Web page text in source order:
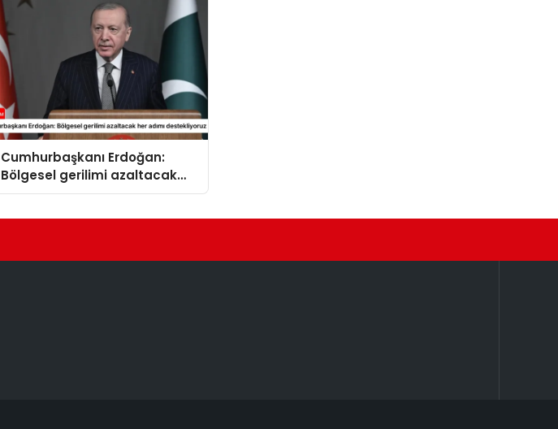
Cumhurbaşkanı Erdoğan:
Bölgesel gerilimi azaltacak
her adımı destekliyoruz